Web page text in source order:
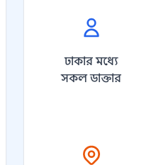
ঢাকার মধ্যে
সকল ডাক্তার